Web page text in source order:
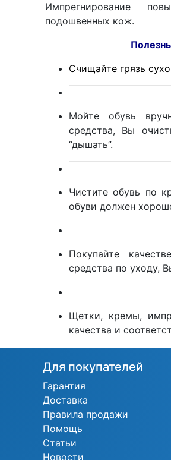
Импрегнирование
подошвенных кож.
Полезные
Счищайте грязь
Мойте обувь
средства, Вы
“дышать”.
Чистите обувь по
обуви должен
Покупайте
средства по уходу,
Щетки, кремы,
качества и
Для покупателей
Гарантия
Доставка
Правила продажи
Помощь
Статьи
Новости